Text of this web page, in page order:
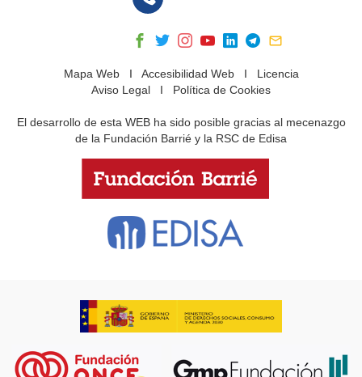
Mapa WebI Accesibilidad WebI Licencia
Aviso Legal I Política de Cookies
El desarrollo de esta WEB ha sido posible gracias al mecenazgo
de la Fundación Barrié y la RSC de Edisa